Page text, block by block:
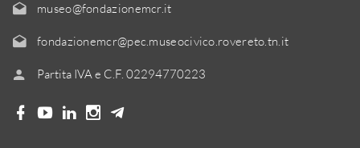
museo@fondazionemcr.it
fondazionemcr@pec.museocivico.rovereto.tn.it
Partita IVA e C.F. 02294770223